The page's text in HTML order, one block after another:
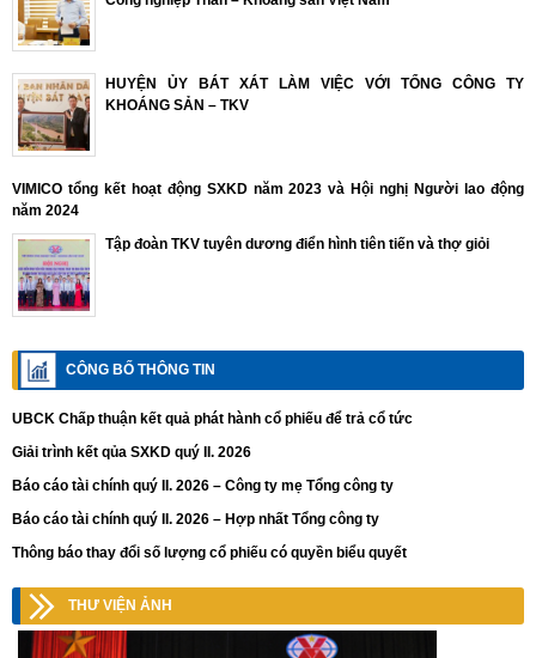
HUYỆN ỦY BÁT XÁT LÀM VIỆC VỚI TỔNG CÔNG TY
KHOÁNG SẢN – TKV
VIMICO tổng kết hoạt động SXKD năm 2023 và Hội nghị Người lao động
năm 2024
Tập đoàn TKV tuyên dương điển hình tiên tiến và thợ giỏi
CÔNG BỐ THÔNG TIN
UBCK Chấp thuận kết quả phát hành cổ phiếu để trả cổ tức
Giải trình kết qủa SXKD quý II. 2026
Báo cáo tài chính quý II. 2026 – Công ty mẹ Tổng công ty
Báo cáo tài chính quý II. 2026 – Hợp nhất Tổng công ty
Thông báo thay đổi số lượng cổ phiếu có quyền biểu quyết
THƯ VIỆN ẢNH